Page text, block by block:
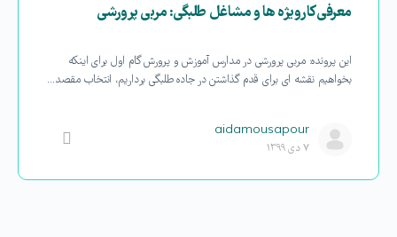
معرفی کارویژه ها و مشاغل طلبگی: مربی پرورشی
این پرونده: مربی پرورشی در مدارس آموزش و پرورش گام اول برای اینکه
بخواهیم نقشه ای برای قدم گذاشتن در جاده طلبگی برداریم، انتخاب مقصد…
aidamousapour
۷ دی ۱۳۹۹